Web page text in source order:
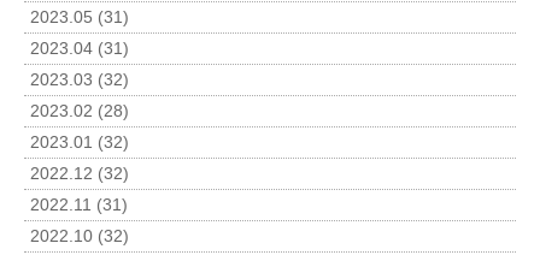
2023.05 (31)
2023.04 (31)
2023.03 (32)
2023.02 (28)
2023.01 (32)
2022.12 (32)
2022.11 (31)
2022.10 (32)